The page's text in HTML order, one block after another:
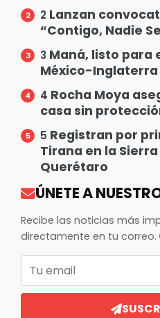
2 Lanzan
“Contigo, Nadie
3 Maná, listo para
México-Inglaterra
4 Rocha Moya
casa sin
5 Registran por
Tirana en la
Querétaro
ÚNETE A
Recibe las noticias más
directamente en tu correo.